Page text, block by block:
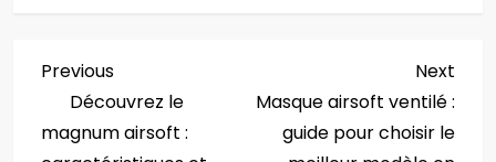
N
a
Previous
Post
Previous
Découvrez le
magnum airsoft :
Next
Masque airsoft ventilé :
guide pour choisir le